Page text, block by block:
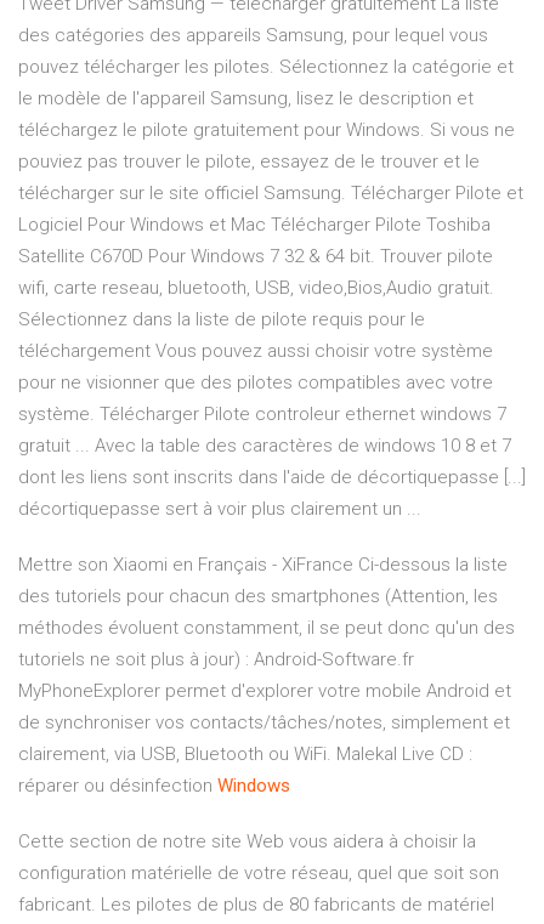
des catégories des appareils Samsung, pour lequel vous
pouvez télécharger les pilotes. Sélectionnez la catégorie et
le modèle de l'appareil Samsung, lisez le description et
téléchargez le pilote gratuitement pour Windows. Si vous ne
pouviez pas trouver le pilote, essayez de le trouver et le
télécharger sur le site officiel Samsung. Télécharger Pilote et
Logiciel Pour Windows et Mac Télécharger Pilote Toshiba
Satellite C670D Pour Windows 7 32 & 64 bit. Trouver pilote
wifi, carte reseau, bluetooth, USB, video,Bios,Audio gratuit.
Sélectionnez dans la liste de pilote requis pour le
téléchargement Vous pouvez aussi choisir votre système
pour ne visionner que des pilotes compatibles avec votre
système. Télécharger Pilote controleur ethernet windows 7
gratuit ... Avec la table des caractères de windows 10 8 et 7
dont les liens sont inscrits dans l'aide de décortiquepasse [...]
décortiquepasse sert à voir plus clairement un ...
Mettre son Xiaomi en Français - XiFrance Ci-dessous la liste
des tutoriels pour chacun des smartphones (Attention, les
méthodes évoluent constamment, il se peut donc qu'un des
tutoriels ne soit plus à jour) : Android-Software.fr
MyPhoneExplorer permet d'explorer votre mobile Android et
de synchroniser vos contacts/tâches/notes, simplement et
clairement, via USB, Bluetooth ou WiFi. Malekal Live CD :
réparer ou désinfection Windows
Cette section de notre site Web vous aidera à choisir la
configuration matérielle de votre réseau, quel que soit son
fabricant. Les pilotes de plus de 80 fabricants de matériel